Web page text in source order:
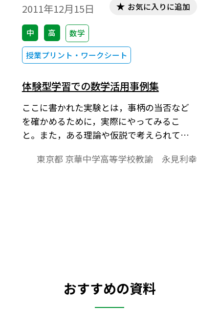
2011年12月15日
中 高
数学
授業プリント・ワークシート
お気に入りに追加
体験型学習での数学活用事例集
ここに書かれた実験とは，事柄の当否など
を確かめるために，実際にやってみるこ
と。また，ある理論や仮説で考えられてい
して実際に試してみることをいいます。数学
東京都 京華中学高等学校教諭 永見利幸
おすすめの資料